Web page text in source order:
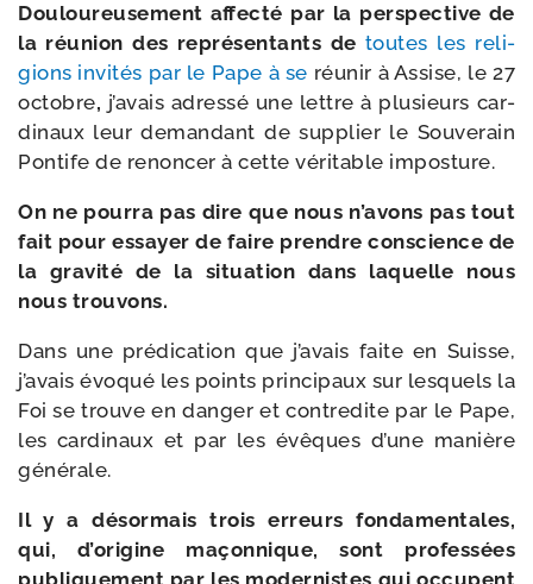
Douloureusement affec­té par la pers­pec­tive de
la réunion des repré­sen­tants de toutes les reli­
gions invi­tés par le Pape à se réunir à Assise, le 27
octobre, j’avais adres­sé une lettre à plu­sieurs car­
di­naux leur deman­dant de sup­plier le Souverain
Pontife de renon­cer à cette véri­table imposture.
On ne pour­ra pas dire que nous n’avons pas tout
fait pour essayer de faire prendre conscience de
la gra­vi­té de la situa­tion dans laquelle nous
nous trouvons.
Dans une pré­di­ca­tion que j’avais faite en Suisse,
j’avais évo­qué les points prin­ci­paux sur les­quels la
Foi se trouve en dan­ger et contre­dite par le Pape,
les car­di­naux et par les évêques d’une manière
générale.
Il y a désor­mais trois erreurs fon­da­men­tales,
qui, d’origine maçon­nique, sont pro­fes­sées
publi­que­ment par les moder­nistes qui occupent